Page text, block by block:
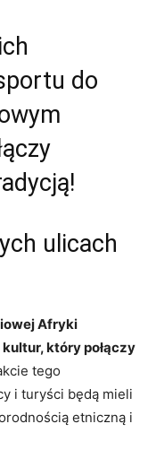
do
ulicach​
Afryki
który połączy
tego⁣
i ⁤turyści będą mieli
etniczną i